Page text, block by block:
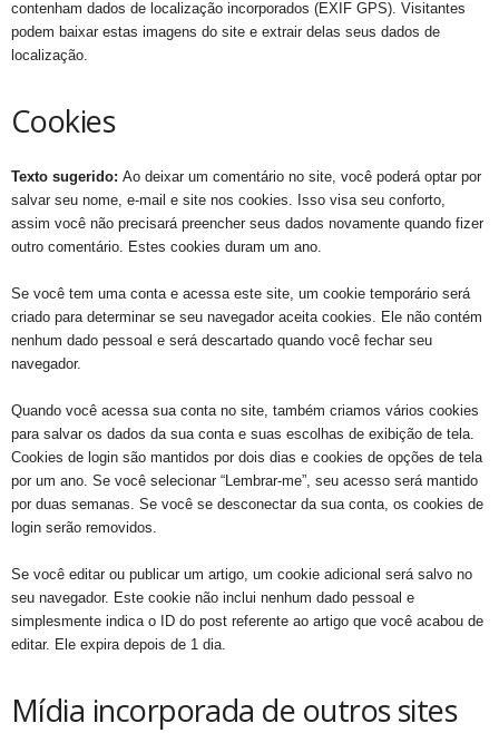
contenham dados de localização incorporados (EXIF GPS). Visitantes
podem baixar estas imagens do site e extrair delas seus dados de
localização.
Cookies
Texto sugerido: Ao deixar um comentário no site, você poderá optar por
salvar seu nome, e-mail e site nos cookies. Isso visa seu conforto,
assim você não precisará preencher seus dados novamente quando fizer
outro comentário. Estes cookies duram um ano.
Se você tem uma conta e acessa este site, um cookie temporário será
criado para determinar se seu navegador aceita cookies. Ele não contém
nenhum dado pessoal e será descartado quando você fechar seu
navegador.
Quando você acessa sua conta no site, também criamos vários cookies
para salvar os dados da sua conta e suas escolhas de exibição de tela.
Cookies de login são mantidos por dois dias e cookies de opções de tela
por um ano. Se você selecionar “Lembrar-me”, seu acesso será mantido
por duas semanas. Se você se desconectar da sua conta, os cookies de
login serão removidos.
Se você editar ou publicar um artigo, um cookie adicional será salvo no
seu navegador. Este cookie não inclui nenhum dado pessoal e
simplesmente indica o ID do post referente ao artigo que você acabou de
editar. Ele expira depois de 1 dia.
Mídia incorporada de outros sites